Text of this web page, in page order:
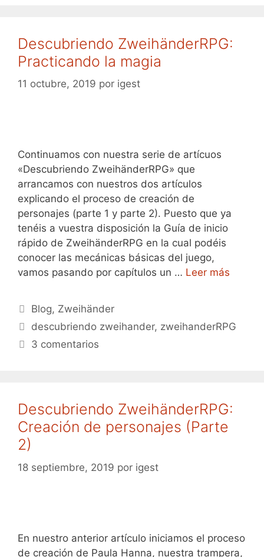
Descubriendo ZweihänderRPG:
Practicando la magia
11 octubre, 2019 por igest
Continuamos con nuestra serie de artícuos
«Descubriendo ZweihänderRPG» que
arrancamos con nuestros dos artículos
explicando el proceso de creación de
personajes (parte 1 y parte 2). Puesto que ya
tenéis a vuestra disposición la Guía de inicio
rápido de ZweihänderRPG en la cual podéis
conocer las mecánicas básicas del juego,
vamos pasando por capítulos un … Leer más
Categorías
Blog, Zweihänder
Etiquetas
descubriendo zweihander, zweihanderRPG
3 comentarios
Descubriendo ZweihänderRPG:
Creación de personajes (Parte
2)
18 septiembre, 2019 por igest
En nuestro anterior artículo iniciamos el proceso
de creación de Paula Hanna, nuestra trampera,